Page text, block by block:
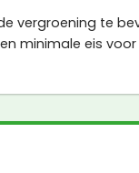
vergroening te
minimale eis